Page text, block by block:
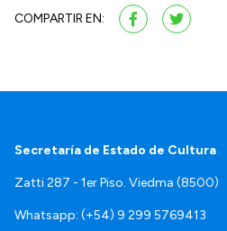
COMPARTIR EN:
Secretaría de Estado de Cultura
Zatti 287 - 1er Piso. Viedma (8500)
Whatsapp: (+54) 9 299 5769413